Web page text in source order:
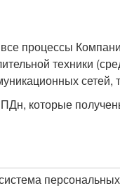
процессы
техники
сетей,
которые